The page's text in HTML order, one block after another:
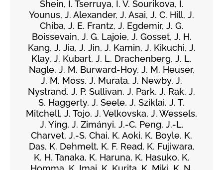
Shein, I. Tserruya, I. V. Sourikova, I.
Younus, J. Alexander, J. Asai, J. C. Hill, J.
Chiba, J. E. Frantz, J. Egdemir, J. G.
Boissevain, J. G. Lajoie, J. Gosset, J. H.
Kang, J. Jia, J. Jin, J. Kamin, J. Kikuchi, J.
Klay, J. Kubart, J. L. Drachenberg, J. L.
Nagle, J. M. Burward-Hoy, J. M. Heuser,
J. M. Moss, J. Murata, J. Newby, J.
Nystrand, J. P. Sullivan, J. Park, J. Rak, J.
S. Haggerty, J. Seele, J. Sziklai, J. T.
Mitchell, J. Tojo, J. Velkovska, J. Wessels,
J. Ying, J. Zimányi, J.-C. Peng, J.-L.
Charvet, J.-S. Chai, K. Aoki, K. Boyle, K.
Das, K. Dehmelt, K. F. Read, K. Fujiwara,
K. H. Tanaka, K. Haruna, K. Hasuko, K.